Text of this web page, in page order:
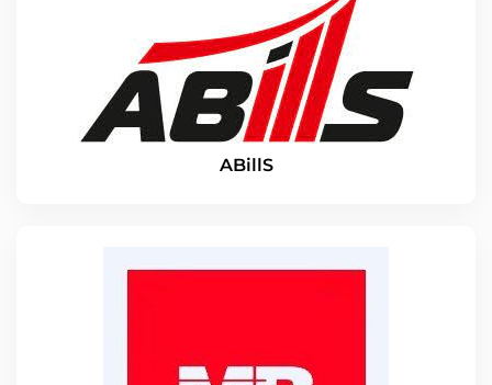
ABillS